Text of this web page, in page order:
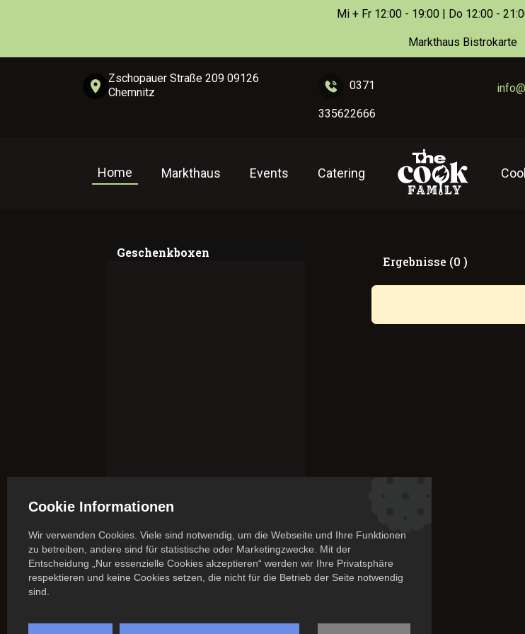
Mi + Fr 12:00 - 19:00 | Do 12:00 -
Markthaus Bistrokarte
Zschopauer Straße 209 09126
Chemnitz
0371
335622666
Home Markthaus Events Catering
Geschenkboxen
Ergebnisse (0 )
Cookie Informationen
Wir verwenden Cookies. Viele sind notwendig, um die Webseite und Ihre Funktionen
zu betreiben, andere sind für statistische oder Marketingzwecke. Mit der
Entscheidung „Nur essenzielle Cookies akzeptieren“ werden wir Ihre Privatsphäre
respektieren und keine Cookies setzen, die nicht für die Betrieb der Seite notwendig
sind.